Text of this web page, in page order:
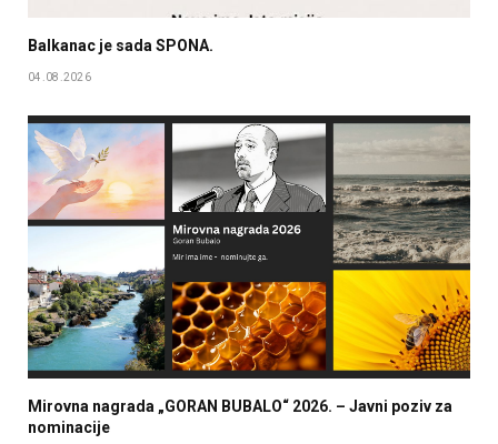
Balkanac je sada SPONA.
04.08.2026
Mirovna nagrada „GORAN BUBALO“ 2026. – Javni poziv za
nominacije